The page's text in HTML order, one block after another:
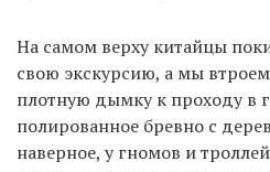
На самом верху китайцы
свою экскурсию, а мы
плотную дымку к проходу в
полированное бревно с
наверное, у гномов и